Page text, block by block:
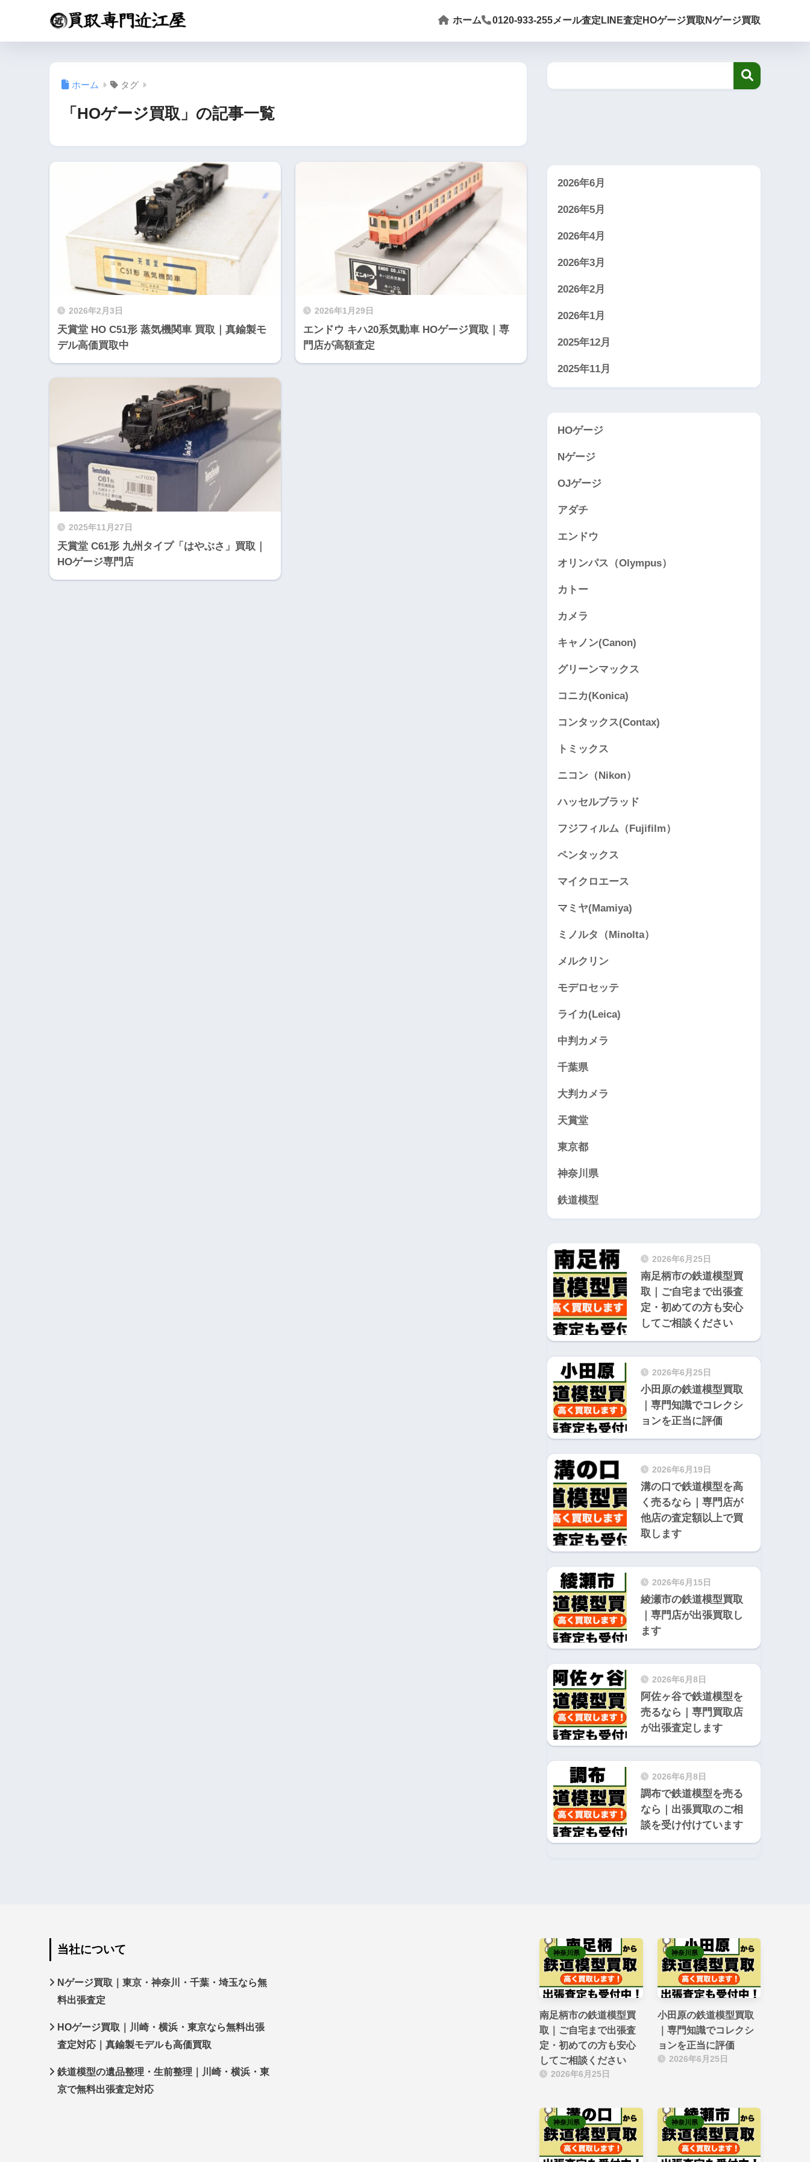
ホーム 0120-933-255メール査定 LINE査定 HOゲージ買取 Nゲージ買取
ホーム タグ
「HOゲージ買取」の記事一覧
2026年2月3日
天賞堂 HO C51形 蒸気機関車 買取｜真鍮製モ
デル高価買取中
2026年1月29日
エンドウ キハ20系気動車 HOゲージ買取｜専
門店が高額査定
2025年11月27日
天賞堂 C61形 九州タイプ「はやぶさ」買取｜
HOゲージ専門店
2026年6月
2026年5月
2026年4月
2026年3月
2026年2月
2026年1月
2025年12月
2025年11月
HOゲージ
Nゲージ
OJゲージ
アダチ
エンドウ
オリンパス（Olympus）
カトー
カメラ
キャノン(Canon)
グリーンマックス
コニカ(Konica)
コンタックス(Contax)
トミックス
ニコン（Nikon）
ハッセルブラッド
フジフィルム（Fujifilm）
ペンタックス
マイクロエース
マミヤ(Mamiya)
ミノルタ（Minolta）
メルクリン
モデロセッテ
ライカ(Leica)
中判カメラ
千葉県
大判カメラ
天賞堂
東京都
神奈川県
鉄道模型
2026年6月25日
南足柄市の鉄道模型買
取｜ご自宅まで出張査
定・初めての方も安心
してご相談ください
2026年6月25日
小田原の鉄道模型買取
｜専門知識でコレクシ
ョンを正当に評価
2026年6月19日
溝の口で鉄道模型を高
く売るなら｜専門店が
他店の査定額以上で買
取します
2026年6月15日
綾瀬市の鉄道模型買取
｜専門店が出張買取し
ます
2026年6月8日
阿佐ヶ谷で鉄道模型を
売るなら｜専門買取店
が出張査定します
2026年6月8日
調布で鉄道模型を売る
なら｜出張買取のご相
談を受け付けています
当社について
Nゲージ買取｜東京・神奈川・千葉・埼玉なら無
料出張査定
HOゲージ買取｜川崎・横浜・東京なら無料出張
査定対応｜真鍮製モデルも高価買取
鉄道模型の遺品整理・生前整理｜川崎・横浜・東
京で無料出張査定対応
南足柄市の鉄道模型買
取｜ご自宅まで出張査
定・初めての方も安心
してご相談ください
2026年6月25日
神奈川県
小田原の鉄道模型買取
｜専門知識でコレクシ
ョンを正当に評価
2026年6月25日
神奈川県
神奈川県 神奈川県